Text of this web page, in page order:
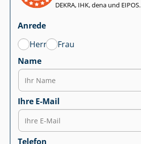
DEKRA, IHK, dena und EIPOS.
Anrede
Herr
Frau
Name
Ihre E-Mail
Telefon